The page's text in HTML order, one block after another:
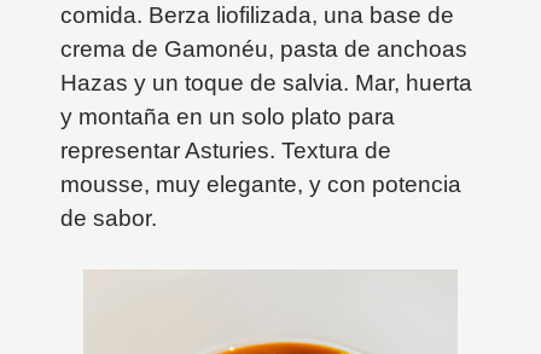
comida. Berza liofilizada, una base de
crema de Gamonéu, pasta de anchoas
Hazas y un toque de salvia. Mar, huerta
y montaña en un solo plato para
representar Asturies. Textura de
mousse, muy elegante, y con potencia
de sabor.